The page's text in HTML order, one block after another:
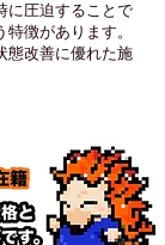
に圧迫することで
徴があります。
態改善に優れた施